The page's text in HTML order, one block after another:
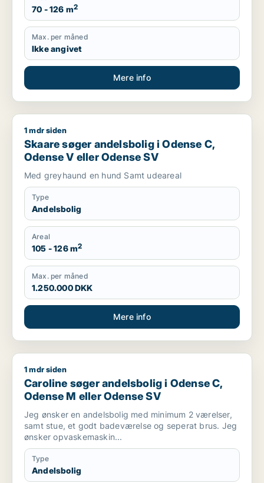
70 - 126 m2
Max. per måned
Ikke angivet
Mere info
Skaare søger andelsbolig i Odense C, Odense V eller
1 mdr siden
Skaare søger andelsbolig i Odense C,
Odense V eller Odense SV
Med greyhaund en hund Samt udeareal
Type
Andelsbolig
Areal
105 - 126 m2
Max. per måned
1.250.000 DKK
Mere info
Caroline søger andelsbolig i Odense C, Odense M eller
1 mdr siden
Caroline søger andelsbolig i Odense C,
Odense M eller Odense SV
Jeg ønsker en andelsbolig med minimum 2 værelser,
samt stue, et godt badeværelse og seperat brus. Jeg
ønsker opvaskemaskin...
Type
Andelsbolig